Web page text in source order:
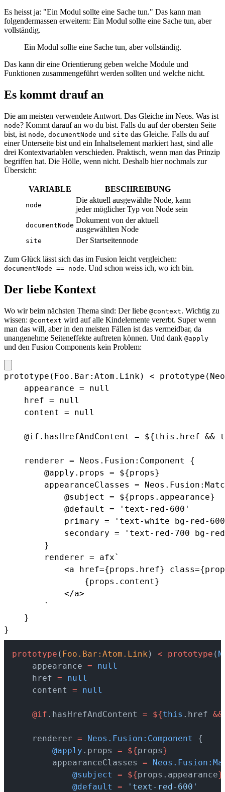
Es heisst ja: "Ein Modul sollte eine Sache tun." Das kann man
folgendermassen erweitern: Ein Modul sollte eine Sache tun, aber
vollständig.
Ein Modul sollte eine Sache tun, aber vollständig.
Das kann dir eine Orientierung geben welche Module und
Funktionen zusammengeführt werden sollten und welche nicht.
Es kommt drauf an
Die am meisten verwendete Antwort. Das Gleiche im Neos. Was ist
node? Kommt darauf an wo du bist. Falls du auf der obersten Seite
bist, ist node, documentNode und site das Gleiche. Falls du auf
einer Unterseite bist und ein Inhaltselement markiert hast, sind alle
drei Kontextvariablen verschieden. Praktisch, wenn man das Prinzip
begriffen hat. Die Hölle, wenn nicht. Deshalb hier nochmals zur
Übersicht:
VARIABLE BESCHREIBUNG
node
Die aktuell ausgewählte Node, kann
jeder möglicher Typ von Node sein
documentNode
Dokument von der aktuell
ausgewählten Node
site Der Startseitennode
Zum Glück lässt sich das im Fusion leicht vergleichen:
documentNode == node. Und schon weiss ich, wo ich bin.
Der liebe Kontext
Wo wir beim nächsten Thema sind: Der liebe @context. Wichtig zu
wissen: @context wird auf alle Kindelemente vererbt. Super wenn
man das will, aber in den meisten Fällen ist das vermeidbar, da
unangenehme Seiteneffekte auftreten können. Und dank @apply
und den Fusion Components kein Problem:
prototype(Foo.Bar:Atom.Link) <
    appearance = null
    href = null
    content = null
@if.hasHrefAndContent = ${this.href &&
    renderer = Neos.Fusion:Component {
        @apply.props = ${props}
appearanceClasses =
            @subject = ${props.appearance}
            @default = 'text-red-600'
primary = 'text-white bg-red-
secondary = 'text-red-700 bg-
        }
        renderer = afx`
<a href={props.href}
                {props.content}
            </a>
        `
    }
}
prototype ( Foo.Bar:Atom.Link ) < prototype (
    appearance
= null
    href
= null
    content
= null
    @if
.hasHrefAndContent = ${this .href &&
    renderer
= Neos.Fusion:Component
{
        @apply
.props = ${props}
        appearanceClasses
=
            @subject
= ${props.appearance}
            @default
= 'text-red-600'